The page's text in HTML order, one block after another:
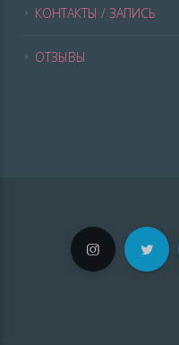
КОНТАКТЫ / ЗАПИСЬ
ОТЗЫВЫ